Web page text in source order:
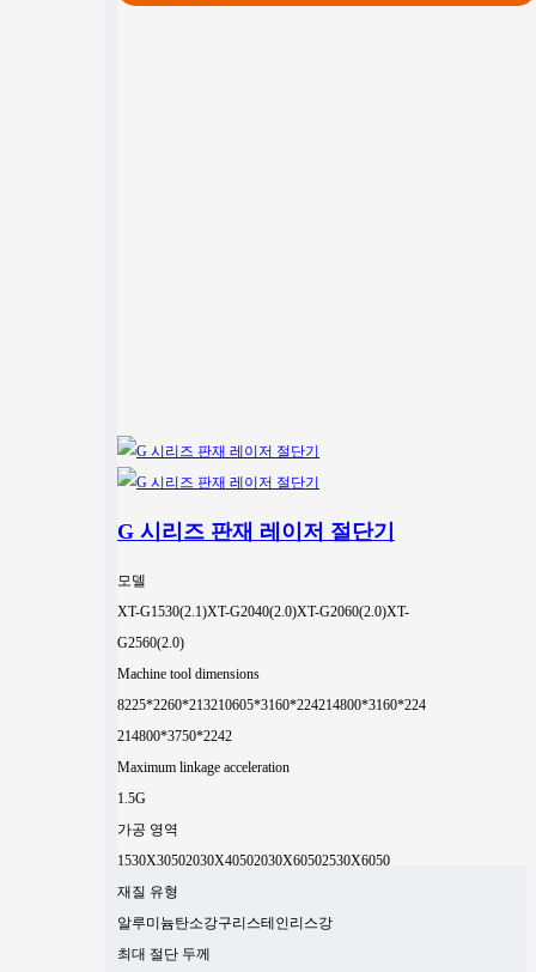
G 시리즈 판재 레이저 절단기
모델
XT-G1530(2.1)XT-G2040(2.0)XT-G2060(2.0)XT-
G2560(2.0)
Machine tool dimensions
8225*2260*213210605*3160*224214800*3160*224
214800*3750*2242
Maximum linkage acceleration
1.5G
가공 영역
1530X30502030X40502030X60502530X6050
재질 유형
알루미늄탄소강구리스테인리스강
최대 절단 두께